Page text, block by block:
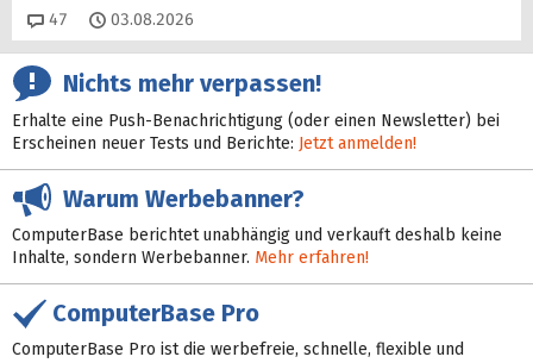
47 Kommentare
03.08.2026
Nichts mehr verpassen!
Erhalte eine Push-Benachrichtigung (oder einen Newsletter) bei
Erscheinen neuer Tests und Berichte: Jetzt anmelden!
Warum Werbebanner?
ComputerBase berichtet unabhängig und verkauft deshalb keine
Inhalte, sondern Werbebanner. Mehr erfahren!
ComputerBase Pro
ComputerBase Pro ist die werbefreie, schnelle, flexible und